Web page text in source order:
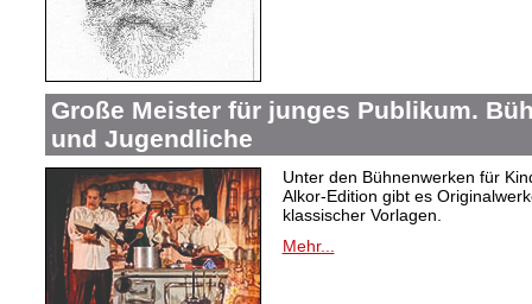
Große Meister für junges Publikum.
und Jugendliche
Unter den Bühnenwerken für
Alkor-Edition gibt es
klassischer Vorlagen.
Mehr...